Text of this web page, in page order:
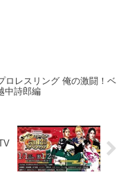
ロレスリング 俺の激闘！ベ
中詩郎編